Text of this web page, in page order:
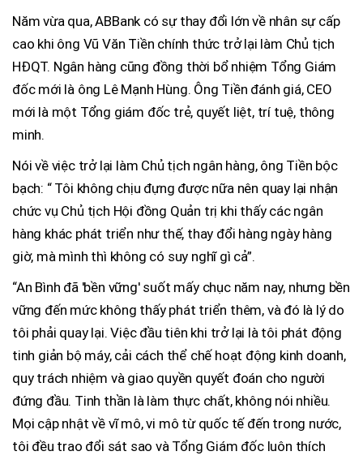
Năm vừa qua, ABBank có sự thay đổi lớn về nhân sự cấp
cao khi ông Vũ Văn Tiền chính thức trở lại làm Chủ tịch
HĐQT. Ngân hàng cũng đồng thời bổ nhiệm Tổng Giám
đốc mới là ông Lê Mạnh Hùng. Ông Tiền đánh giá, CEO
mới là một Tổng giám đốc trẻ, quyết liệt, trí tuệ, thông
minh.
Nói về việc trở lại làm Chủ tịch ngân hàng, ông Tiền bộc
bạch: “ Tôi không chịu đựng được nữa nên quay lại nhận
chức vụ Chủ tịch Hội đồng Quản trị khi thấy các ngân
hàng khác phát triển như thế, thay đổi hàng ngày hàng
giờ, mà mình thì không có suy nghĩ gì cả”.
“An Bình đã 'bền vững' suốt mấy chục năm nay, nhưng bền
vững đến mức không thấy phát triển thêm, và đó là lý do
tôi phải quay lại. Việc đầu tiên khi trở lại là tôi phát động
tinh giản bộ máy, cải cách thể chế hoạt động kinh doanh,
quy trách nhiệm và giao quyền quyết đoán cho người
đứng đầu. Tinh thần là làm thực chất, không nói nhiều.
Mọi cập nhật về vĩ mô, vi mô từ quốc tế đến trong nước,
tôi đều trao đổi sát sao và Tổng Giám đốc luôn thích